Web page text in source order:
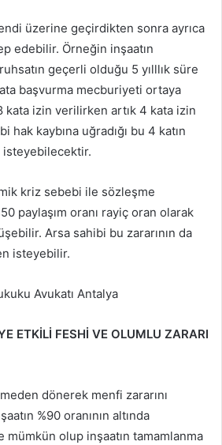
üzerine geçirdikten sonra ayrıca
edebilir. Örneğin inşaatın
geçerli olduğu 5 yılllık süre
başvurma mecburiyeti ortaya
kata izin verilirken artık 4 kata izin
hak kaybına uğradığı bu 4 katın
kriz sebebi ile sözleşme
paylaşım oranı rayiç oran olarak
Arsa sahibi bu zararının da
isteyebilir.
Avukatı Antalya
ETKİLİ FESHİ VE OLUMLU ZARARI
dönerek menfi zararını
%90 oranının altında
mümkün olup inşaatın tamamlanma